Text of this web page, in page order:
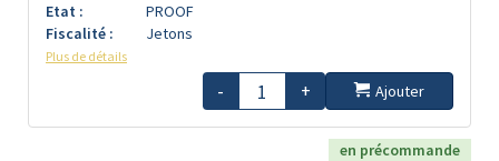
Etat :
PROOF
Fiscalité :
Jetons
Plus de détails
- + Ajouter
en précommande